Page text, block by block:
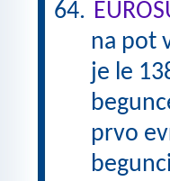
na pot
je le
prvo